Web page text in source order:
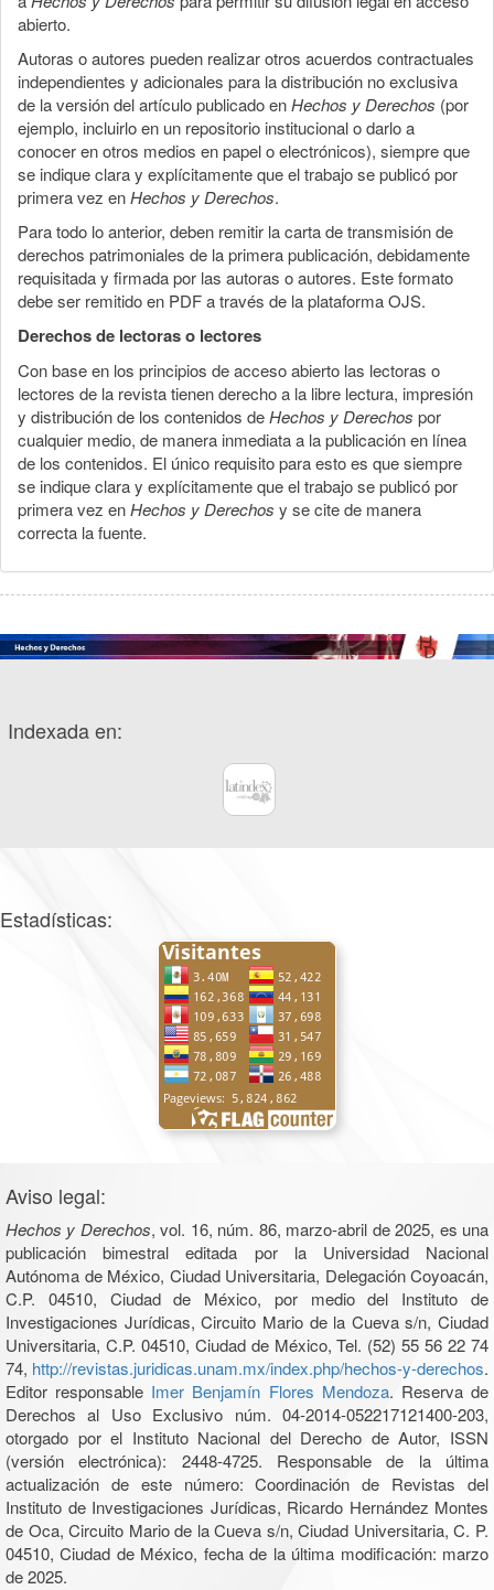
abierto.
Autoras o autores pueden realizar otros acuerdos contractuales
independientes y adicionales para la distribución no exclusiva
de la versión del artículo publicado enHechos y Derechos (por
ejemplo, incluirlo en un repositorio institucional o darlo a
conocer en otros medios en papel o electrónicos), siempre que
se indique clara y explícitamente que el trabajo se publicó por
primera vez enHechos y Derechos.
Para todo lo anterior, deben remitir la carta de transmisión de
derechos patrimoniales de la primera publicación, debidamente
requisitada y firmada por las autoras o autores. Este formato
debe ser remitido en PDF a través de la plataforma OJS.
Derechos de lectoras o lectores
Con base en los principios de acceso abierto las lectoras o
lectores de la revista tienen derecho a la libre lectura, impresión
y distribución de los contenidos deHechos y Derechos por
cualquier medio, de manera inmediata a la publicación en línea
de los contenidos. El único requisito para esto es que siempre
se indique clara y explícitamente que el trabajo se publicó por
primera vez enHechos y Derechos y se cite de manera
correcta la fuente.
Indexada en:
Estadísticas:
Aviso legal:
Hechos y Derechos, vol. 16, núm. 86, marzo-abril de 2025, es una
publicación bimestral editada por la Universidad Nacional
Autónoma de México, Ciudad Universitaria, Delegación Coyoacán,
C.P. 04510, Ciudad de México, por medio del Instituto de
Investigaciones Jurídicas, Circuito Mario de la Cueva s/n, Ciudad
Universitaria, C.P. 04510, Ciudad de México, Tel. (52) 55 56 22 74
74, http://revistas.juridicas.unam.mx/index.php/hechos-y-derechos.
Editor responsable Imer Benjamín Flores Mendoza. Reserva de
Derechos al Uso Exclusivo núm. 04-2014-052217121400-203,
otorgado por el Instituto Nacional del Derecho de Autor, ISSN
(versión electrónica): 2448-4725. Responsable de la última
actualización de este número: Coordinación de Revistas del
Instituto de Investigaciones Jurídicas, Ricardo Hernández Montes
de Oca, Circuito Mario de la Cueva s/n, Ciudad Universitaria, C. P.
04510, Ciudad de México, fecha de la última modificación: marzo
de 2025.